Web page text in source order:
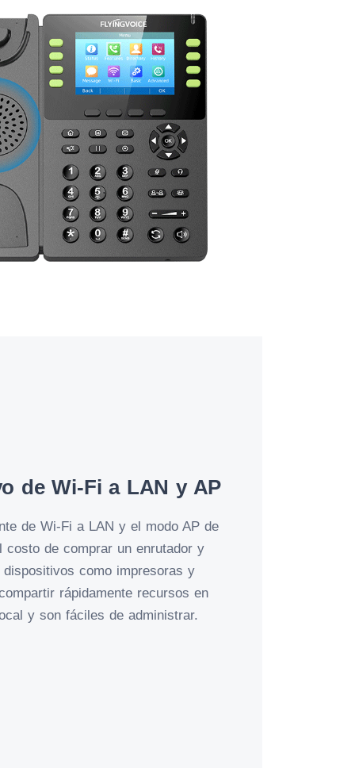
de Wi-Fi a LAN y AP
de Wi-Fi a LAN y el modo AP de
costo de comprar un enrutador y
como impresoras y
rápidamente recursos en
y son fáciles de administrar.